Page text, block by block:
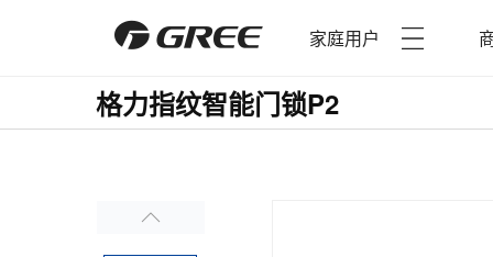
家庭用户
格力指纹智能门锁P2